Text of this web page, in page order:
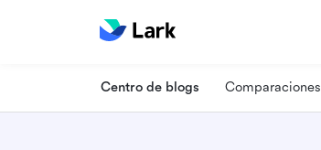
Centro de blogs Comparaciones